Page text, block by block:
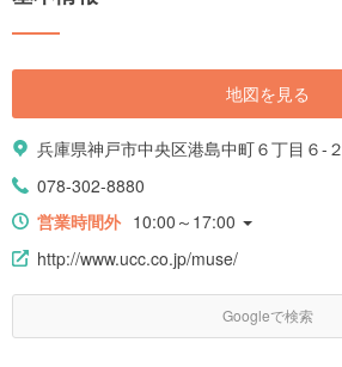
地図を見る
兵庫県神戸市中央区港島中町６丁目６-２
078-302-8880
営業時間外 10:00～17:00
http://www.ucc.co.jp/muse/
Googleで検索